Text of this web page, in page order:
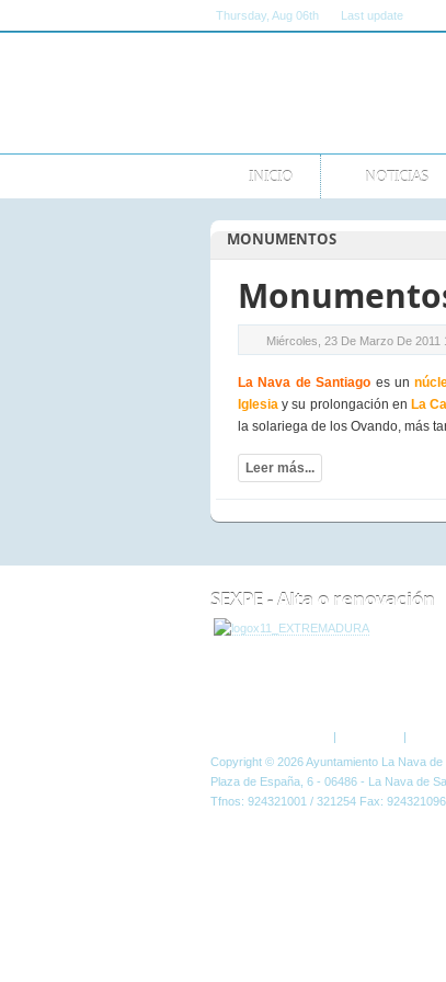
Thursday , Aug 06th Last update
INICIO NOTICIAS
MONUMENTOS
Miércoles, 23 De Marzo De 2011
La Nava de Santiago es un
Iglesia y su prolongación en La
la solariega de los Ovando, más
Leer más...
SEXPE - Alta o renovación
| |
Copyright © 2026 Ayuntamiento La Nava
Plaza de España, 6 - 06486 - La Nava de
Tfnos: 924321001 / 321254 Fax: